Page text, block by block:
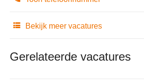
Bekijk meer vacatures
Gerelateerde vacatures